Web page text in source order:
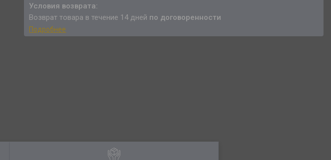
возврат товара в течение 14 дней по договоренности
Подробнее